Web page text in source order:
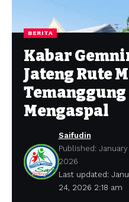
BERITA
Kabar
Jateng Rute
Temanggung
Mengaspal
Last updated:
24, 2026 2:18 am
Saifudin
Published: January
2026